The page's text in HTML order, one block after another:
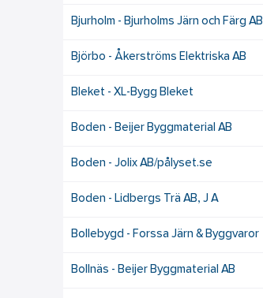
Bjurholm - Bjurholms Järn och Färg AB
Björbo - Åkerströms Elektriska AB
Bleket - XL-Bygg Bleket
Boden - Beijer Byggmaterial AB
Boden - Jolix AB/pålyset.se
Boden - Lidbergs Trä AB, J A
Bollebygd - Forssa Järn & Byggvaror
Bollnäs - Beijer Byggmaterial AB